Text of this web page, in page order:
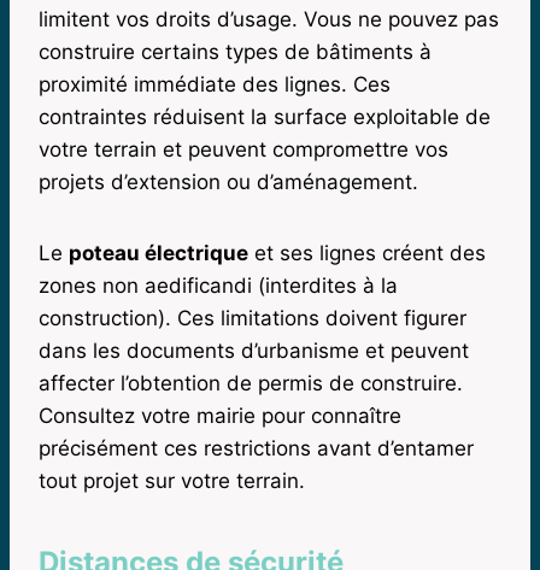
limitent vos droits d’usage. Vous ne pouvez pas
construire certains types de bâtiments à
proximité immédiate des lignes. Ces
contraintes réduisent la surface exploitable de
votre terrain et peuvent compromettre vos
projets d’extension ou d’aménagement.
Le poteau électrique et ses lignes créent des
zones non aedificandi (interdites à la
construction). Ces limitations doivent figurer
dans les documents d’urbanisme et peuvent
affecter l’obtention de permis de construire.
Consultez votre mairie pour connaître
précisément ces restrictions avant d’entamer
tout projet sur votre terrain.
Distances de sécurité